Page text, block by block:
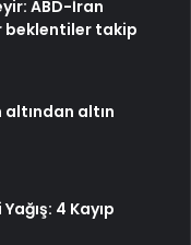
ABD-İran
beklentiler takip
altından altın
4 Kayıp